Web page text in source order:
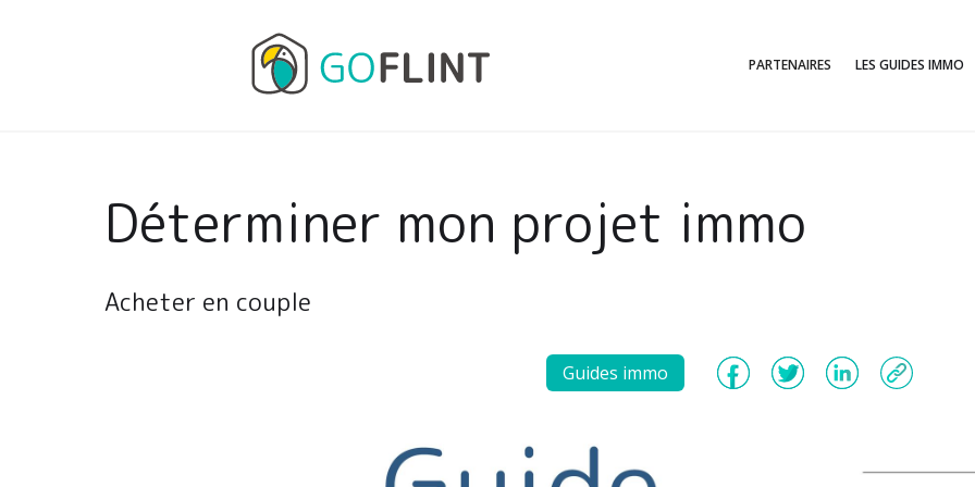
PARTENAIRES LES GUIDES IMMO
Déterminer mon projet immo
Acheter en couple
Guides immo